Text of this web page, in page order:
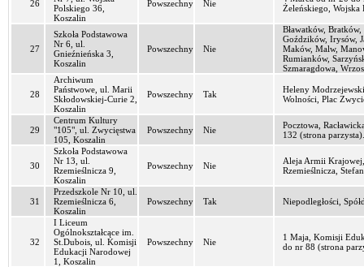
26
Polskiego 36,
Koszalin
Powszechny Nie
Żeleńskiego,
27
Szkoła Podstawowa
Nr 6, ul.
Gnieźnieńska 3,
Koszalin
Powszechny Nie
Bławatków,
Goździków, Irysów,
Maków, Malw,
Rumianków,
Szmaragdowa,
28
Archiwum
Państwowe, ul. Marii
Skłodowskiej-Curie 2,
Koszalin
Powszechny Tak
Heleny
Wolności, Plac
29
Centrum Kultury
"105", ul. Zwycięstwa
105, Koszalin
Powszechny Nie
Pocztowa,
132 (strona parzysta).
30
Szkoła Podstawowa
Nr 13, ul.
Rzemieślnicza 9,
Koszalin
Powszechny Nie
Aleja Armii
Rzemieślnicza,
31
Przedszkole Nr 10, ul.
Rzemieślnicza 6,
Koszalin
Powszechny Tak Niepodległości,
32
I Liceum
Ogólnokształcące im.
St.Dubois, ul. Komisji
Edukacji Narodowej
1, Koszalin
Powszechny Nie
1 Maja, Komisji
do nr 88 (strona